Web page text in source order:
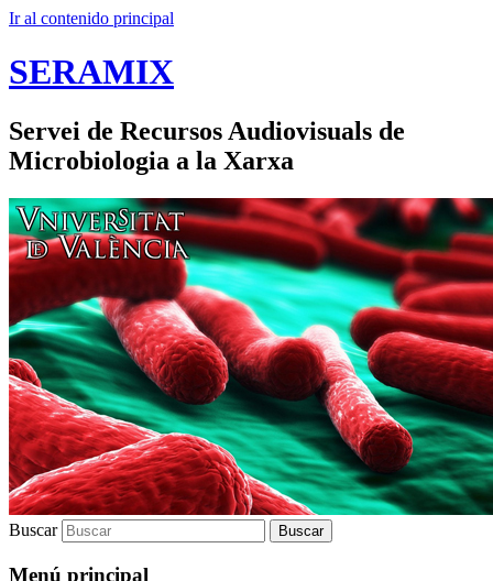
Ir al contenido principal
SERAMIX
Servei de Recursos Audiovisuals de
Microbiologia a la Xarxa
Buscar
Menú principal